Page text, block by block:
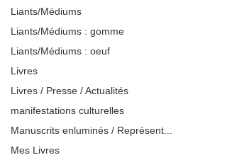
Liants/Médiums
Liants/Médiums : gomme
Liants/Médiums : oeuf
Livres
Livres / Presse / Actualités
manifestations culturelles
Manuscrits enluminés / Représent...
Mes Livres